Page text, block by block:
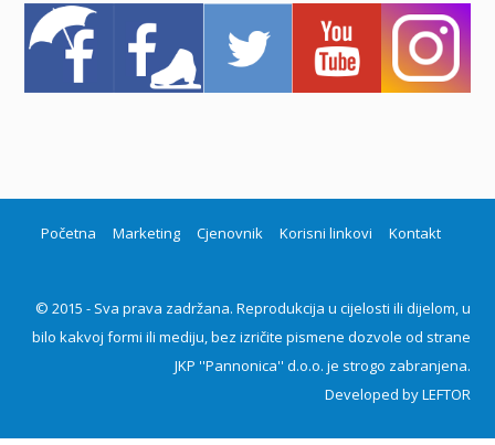
Početna Marketing Cjenovnik Korisni linkovi Kontakt
© 2015 - Sva prava zadržana. Reprodukcija u cijelosti ili dijelom, u
bilo kakvoj formi ili mediju, bez izričite pismene dozvole od strane
JKP ''Pannonica'' d.o.o. je strogo zabranjena.
Developed byLEFTOR